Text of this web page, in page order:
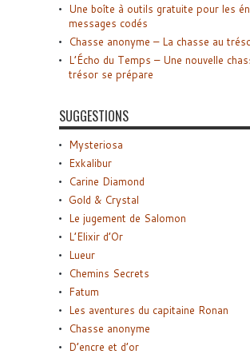
Une boîte à outils gratuite pour les
messages codés
Chasse anonyme – La chasse au
L’Écho du Temps – Une nouvelle
trésor se prépare
SUGGESTIONS
Mysteriosa
Exkalibur
Carine Diamond
Gold & Crystal
Le jugement de Salomon
L’Elixir d’Or
Lueur
Chemins Secrets
Fatum
Les aventures du capitaine Ronan
Chasse anonyme
D’encre et d’or